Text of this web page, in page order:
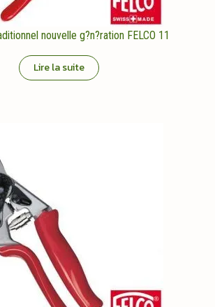
nouvelle g?n?ration FELCO 11
Lire la suite